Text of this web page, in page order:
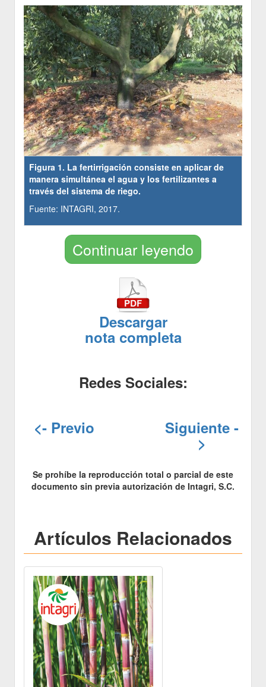
Figura 1. La fertirrigación consiste en aplicar de
manera simultánea el agua y los fertilizantes a
través del sistema de riego.
Fuente: INTAGRI, 2017.
Continuar leyendo
Descargar
nota completa
Redes Sociales:
<- Previo Siguiente -
>
Se prohíbe la reproducción total o parcial de este
documento sin previa autorización de Intagri, S.C.
Artículos Relacionados